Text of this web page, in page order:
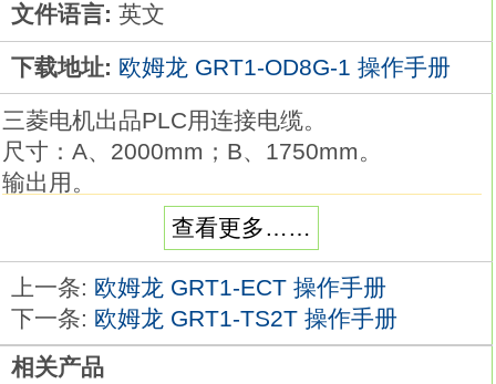
文件语言: 英文
下载地址: 欧姆龙 GRT1-OD8G-1 操作手册
三菱电机出品PLC用连接电缆。
尺寸：A、2000mm；B、1750mm。
输出用。
带松散线压接端子的电缆、松散线电缆、
带连接器电缆、三菱电机出品PLC用连接电缆
GRT1-OD8G-1操作手册。兼容多I/O终端的数
字I/O单元。
可用端子块、连接器和高密度连接器型号。
端子块型号的电路块可安装或拆卸，
查看更多……
上一条: 欧姆龙 GRT1-ECT 操作手册
下一条: 欧姆龙 GRT1-TS2T 操作手册
相关产品